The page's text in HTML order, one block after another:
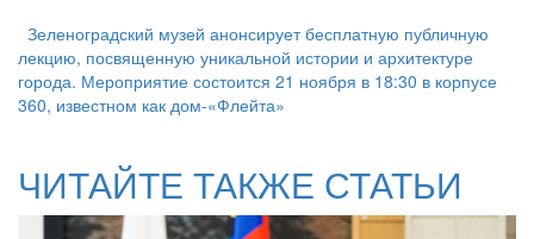
Зеленоградский музей анонсирует бесплатную публичную
лекцию, посвященную уникальной истории и архитектуре
города. Мероприятие состоится 21 ноября в 18:30 в корпусе
360, известном как дом-«Флейта»
ЧИТАЙТЕ ТАКЖЕ СТАТЬИ